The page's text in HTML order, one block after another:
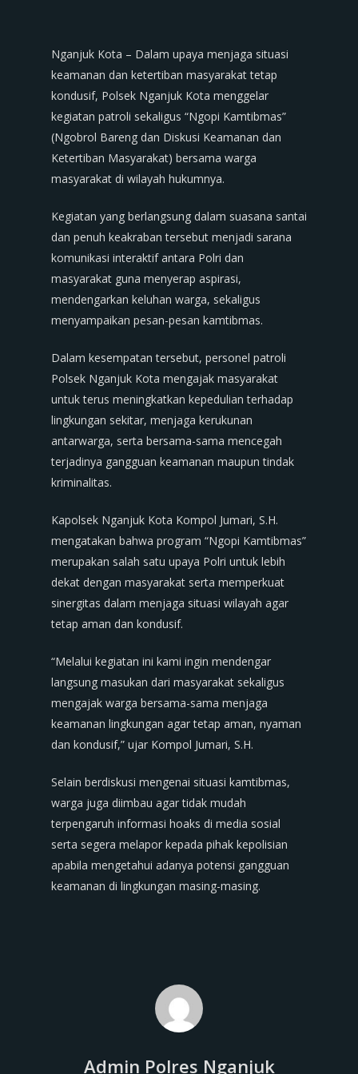
Nganjuk Kota – Dalam upaya menjaga situasi
keamanan dan ketertiban masyarakat tetap
kondusif, Polsek Nganjuk Kota menggelar
kegiatan patroli sekaligus “Ngopi Kamtibmas”
(Ngobrol Bareng dan Diskusi Keamanan dan
Ketertiban Masyarakat) bersama warga
masyarakat di wilayah hukumnya.
Kegiatan yang berlangsung dalam suasana santai
dan penuh keakraban tersebut menjadi sarana
komunikasi interaktif antara Polri dan
masyarakat guna menyerap aspirasi,
mendengarkan keluhan warga, sekaligus
menyampaikan pesan-pesan kamtibmas.
Dalam kesempatan tersebut, personel patroli
Polsek Nganjuk Kota mengajak masyarakat
untuk terus meningkatkan kepedulian terhadap
lingkungan sekitar, menjaga kerukunan
antarwarga, serta bersama-sama mencegah
terjadinya gangguan keamanan maupun tindak
kriminalitas.
Kapolsek Nganjuk Kota Kompol Jumari, S.H.
mengatakan bahwa program “Ngopi Kamtibmas”
merupakan salah satu upaya Polri untuk lebih
dekat dengan masyarakat serta memperkuat
sinergitas dalam menjaga situasi wilayah agar
tetap aman dan kondusif.
“Melalui kegiatan ini kami ingin mendengar
langsung masukan dari masyarakat sekaligus
mengajak warga bersama-sama menjaga
keamanan lingkungan agar tetap aman, nyaman
dan kondusif,” ujar Kompol Jumari, S.H.
Selain berdiskusi mengenai situasi kamtibmas,
warga juga diimbau agar tidak mudah
terpengaruh informasi hoaks di media sosial
serta segera melapor kepada pihak kepolisian
apabila mengetahui adanya potensi gangguan
keamanan di lingkungan masing-masing.
Admin Polres Nganjuk